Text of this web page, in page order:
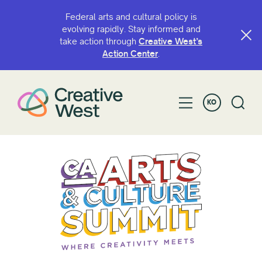
Federal arts and cultural policy is
evolving rapidly. Stay informed and
take action through Creative West’s
Action Center.
KO